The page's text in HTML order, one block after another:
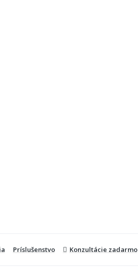
Príslušenstvo Konzultácie zadarmo